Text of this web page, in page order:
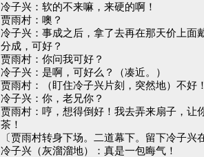
冷子兴：软的不来嘛，来硬的啊！
贾雨村：噢？
冷子兴：事成之后，拿了去再在那天价上面
分成，可好？
贾雨村：你问我可好？
冷子兴：是啊，可好么？（凑近。）
贾雨村：（盯住冷子兴片刻，突然地）不好
冷子兴：你，老兄你？
贾雨村：哼，想得倒好！我去弄来扇子，让
茶！
〔贾雨村转身下场。二道幕下。留下冷子兴
冷子兴（灰溜溜地）：真是一包晦气！